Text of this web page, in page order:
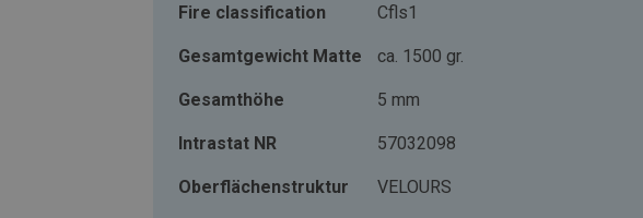
Fire classification Cfls1
Gesamtgewicht Matte ca. 1500 gr.
Gesamthöhe 5 mm
Intrastat NR 57032098
Oberflächenstruktur VELOURS